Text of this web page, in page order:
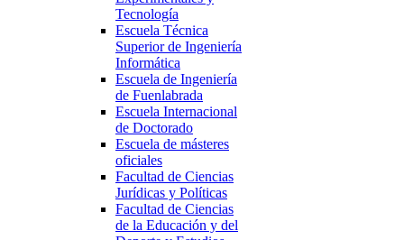
Tecnología
Escuela Técnica
Superior de Ingeniería
Informática
Escuela de Ingeniería
de Fuenlabrada
Escuela Internacional
de Doctorado
Escuela de másteres
oficiales
Facultad de Ciencias
Jurídicas y Políticas
Facultad de Ciencias
de la Educación y del